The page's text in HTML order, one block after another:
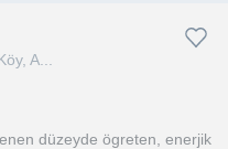
A...
düzeyde ögreten, enerjik